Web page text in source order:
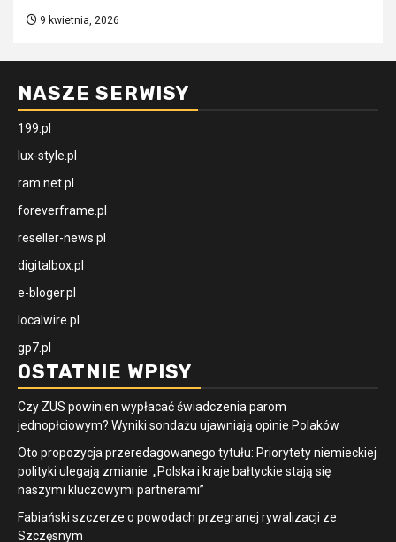
9 kwietnia, 2026
NASZE SERWISY
199.pl
lux-style.pl
ram.net.pl
foreverframe.pl
reseller-news.pl
digitalbox.pl
e-bloger.pl
localwire.pl
gp7.pl
OSTATNIE WPISY
Czy ZUS powinien wypłacać świadczenia parom
jednopłciowym? Wyniki sondażu ujawniają opinie Polaków
Oto propozycja przeredagowanego tytułu: Priorytety niemieckiej
polityki ulegają zmianie. „Polska i kraje bałtyckie stają się
naszymi kluczowymi partnerami”
Fabiański szczerze o powodach przegranej rywalizacji ze
Szczęsnym